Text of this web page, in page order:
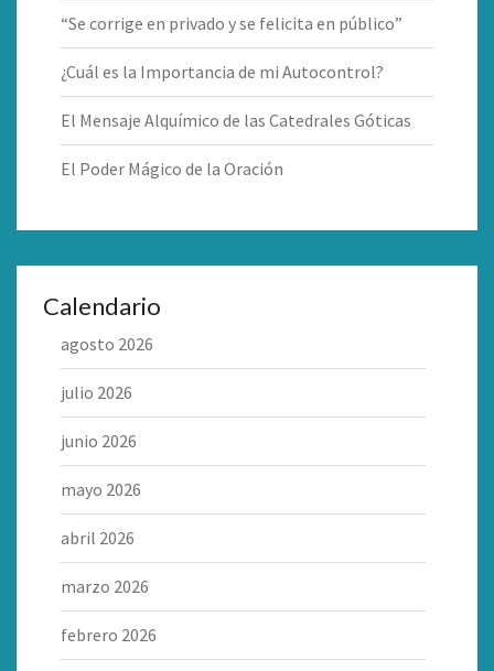
“Se corrige en privado y se felicita en público”
¿Cuál es la Importancia de mi Autocontrol?
El Mensaje Alquímico de las Catedrales Góticas
El Poder Mágico de la Oración
Calendario
agosto 2026
julio 2026
junio 2026
mayo 2026
abril 2026
marzo 2026
febrero 2026